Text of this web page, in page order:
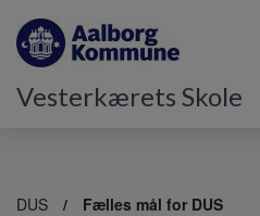
Vesterkærets Skole
DUS Fælles mål for DUS